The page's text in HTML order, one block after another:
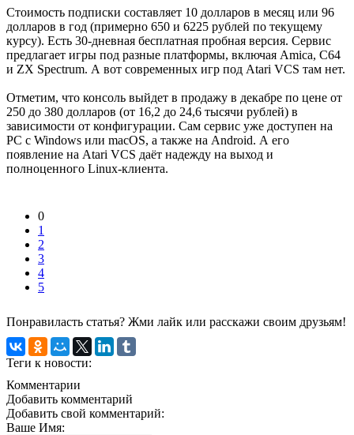
Стоимость подписки составляет 10 долларов в месяц или 96
долларов в год (примерно 650 и 6225 рублей по текущему
курсу). Есть 30-дневная бесплатная пробная версия. Сервис
предлагает игры под разные платформы, включая Amica, C64
и ZX Spectrum. А вот современных игр под Atari VCS там нет.
Отметим, что консоль выйдет в продажу в декабре по цене от
250 до 380 долларов (от 16,2 до 24,6 тысячи рублей) в
зависимости от конфигурации. Сам сервис уже доступен на
PC с Windows или macOS, а также на Android. А его
появление на Atari VCS даёт надежду на выход и
полноценного Linux-клиента.
0
1
2
3
4
5
Понравиласть статья? Жми лайк или расскажи своим друзьям!
Теги к новости:
Комментарии
Добавить комментарий
Добавить свой комментарий:
Ваше Имя: